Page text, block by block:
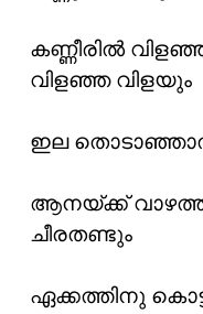
കണ്ണീരിൽ
വിളഞ്ഞ വിളയും
ഇല
ആനയ്ക്ക്
ചീരതണ്ടും
ഏക്കത്തിനു